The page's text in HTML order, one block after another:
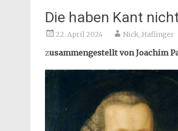
Die haben Kant
22. April 2024 Nick_Haflinger
zusammengestellt von Joachim